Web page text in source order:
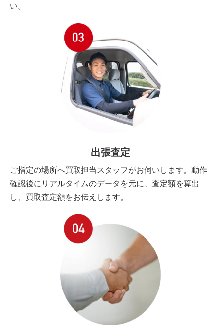
い。
出張査定
ご指定の場所へ買取担当スタッフがお伺いします。動作
確認後にリアルタイムのデータを元に、査定額を算出
し、買取査定額をお伝えします。